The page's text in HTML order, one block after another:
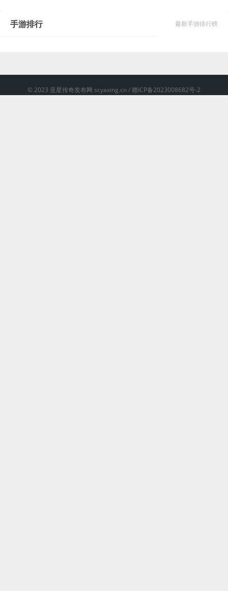
最新手游排行榜
手游排行
© 2023 亚星传奇发布网 scyaxing.cn / 赣ICP备2023008682号-2